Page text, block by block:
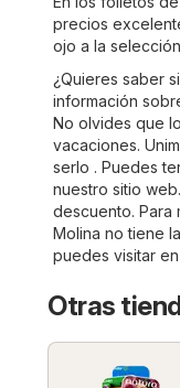
precios
ojo a la
¿Quieres saber
información
No olvides que
vacaciones.
serlo . Puedes
nuestro sitio
descuento. Para
Molina no tiene
puedes visitar
Otras